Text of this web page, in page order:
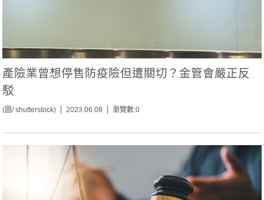
產險業曾想停售防疫險但遭關切？金管會嚴正反
駁
(圖/ shutterstock) 2023.06.08 瀏覽數:0